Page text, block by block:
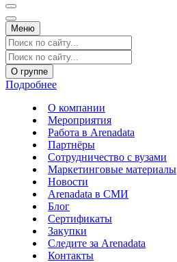
Меню
О группе
Подробнее
О компании
Мероприятия
Работа в Arenadata
Партнёры
Сотрудничество с вузами
Маркетинговые материалы
Новости
Arenadata в СМИ
Блог
Сертификаты
Закупки
Следите за Аrenadata
Контакты